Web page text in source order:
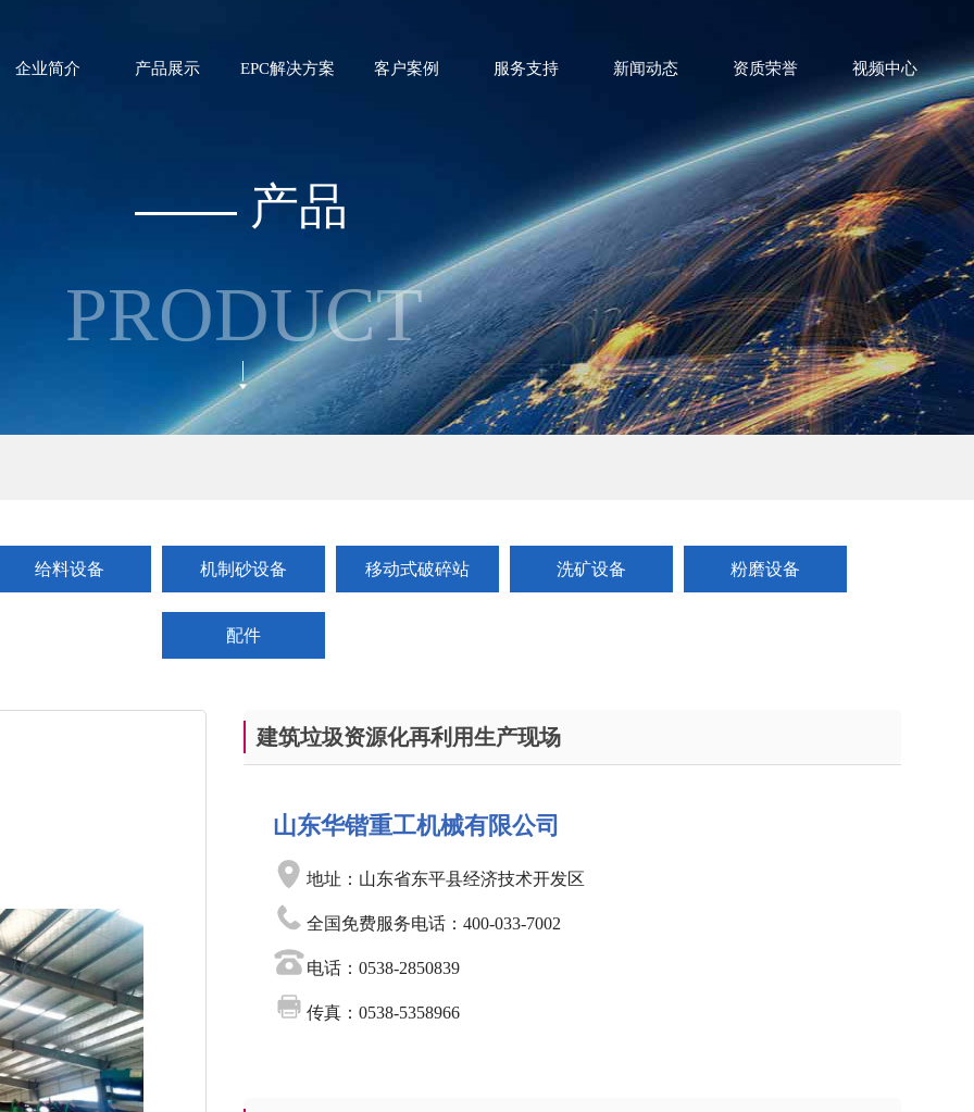
企业简介 产品展示 EPC解决方案 客户案例 服务支持 新闻动态 资质荣誉 视频中心
产品
PRODUCT
给料设备 机制砂设备 移动式破碎站 洗矿设备 粉磨设备
配件
建筑垃圾资源化再利用生产现场
山东华锴重工机械有限公司
地址：山东省东平县经济技术开发区
全国免费服务电话：400-033-7002
电话：0538-2850839
传真：0538-5358966